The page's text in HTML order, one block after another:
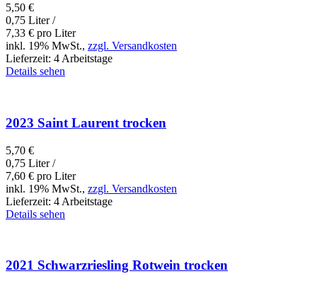
5,50 €
0,75 Liter /
7,33 € pro Liter
inkl. 19% MwSt., zzgl. Versandkosten
Lieferzeit: 4 Arbeitstage
Details sehen
2023 Saint Laurent trocken
5,70 €
0,75 Liter /
7,60 € pro Liter
inkl. 19% MwSt., zzgl. Versandkosten
Lieferzeit: 4 Arbeitstage
Details sehen
2021 Schwarzriesling Rotwein trocken